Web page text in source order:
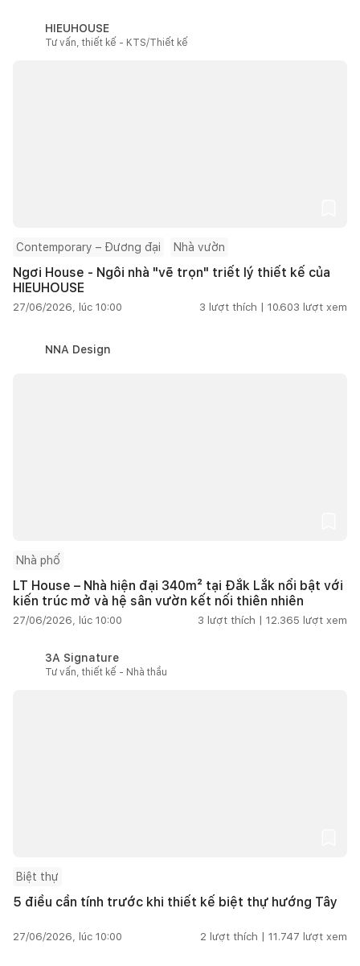
HIEUHOUSE
Tư vấn, thiết kế - KTS/Thiết kế
Contemporary – Đương đại Nhà vườn
Ngơi House - Ngôi nhà "vẽ trọn" triết lý thiết kế của
HIEUHOUSE
27/06/2026, lúc 10:00 3 lượt thích | 10.603 lượt xem
NNA Design
Nhà phố
LT House – Nhà hiện đại 340m² tại Đắk Lắk nổi bật với
kiến trúc mở và hệ sân vườn kết nối thiên nhiên
27/06/2026, lúc 10:00 3 lượt thích | 12.365 lượt xem
3A Signature
Tư vấn, thiết kế - Nhà thầu
Biệt thự
5 điều cần tính trước khi thiết kế biệt thự hướng Tây
27/06/2026, lúc 10:00 2 lượt thích | 11.747 lượt xem